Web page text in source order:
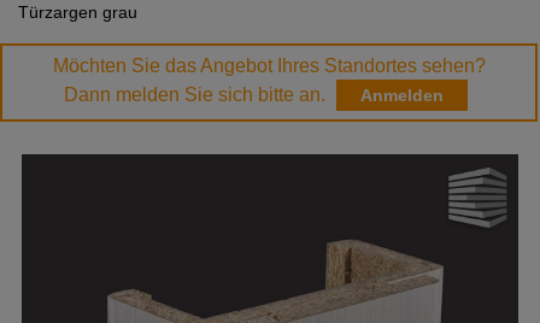
Türzargen grau
Möchten Sie das Angebot Ihres Standortes sehen?
Dann melden Sie sich bitte an.
Anmelden